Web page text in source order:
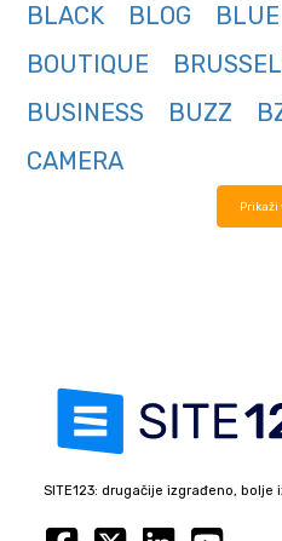
BLACK
BLOG BLUE
BOUTIQUE
BUSINESS
BUZZ
CAMERA
Prikaži
SITE123: drugačije izgrađeno, bolje